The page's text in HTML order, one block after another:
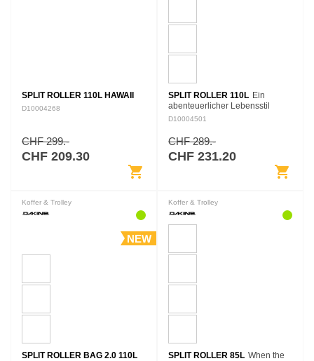
SPLIT ROLLER 110L HAWAII
D10004268
CHF 299.-
CHF 209.30
shopping_cart
SPLIT ROLLER 110L Ein
abenteuerlicher Lebensstil
erfordert viel Ausrüstung. Wenn
bisschen von allem verlangt,
macht die Dakine Split…
D10004501
CHF 289.-
CHF 231.20
shopping_cart
Koffer & Trolley
NEW
SPLIT ROLLER BAG 2.0 110L
Koffer & Trolley
SPLIT ROLLER 85L When the